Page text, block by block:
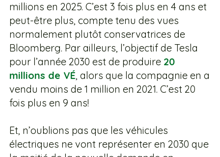
millions en 2025. C’est 3 fois plus en 4 ans et
peut-être plus, compte tenu des vues
normalement plutôt conservatrices de
Bloomberg. Par ailleurs, l’objectif de Tesla
pour l’année 2030 est de produire 20
millions de VÉ, alors que la compagnie en a
vendu moins de 1 million en 2021. C’est 20
fois plus en 9 ans!
Et, n’oublions pas que les véhicules
électriques ne vont représenter en 2030 que